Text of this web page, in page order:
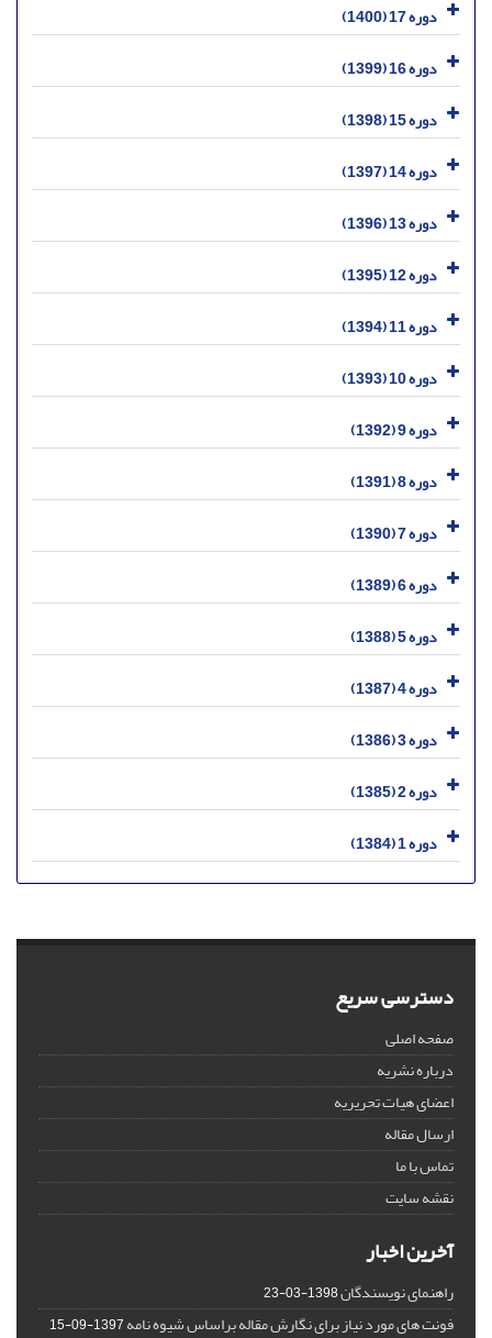
دوره 17 (1400)
دوره 16 (1399)
دوره 15 (1398)
دوره 14 (1397)
دوره 13 (1396)
دوره 12 (1395)
دوره 11 (1394)
دوره 10 (1393)
دوره 9 (1392)
دوره 8 (1391)
دوره 7 (1390)
دوره 6 (1389)
دوره 5 (1388)
دوره 4 (1387)
دوره 3 (1386)
دوره 2 (1385)
دوره 1 (1384)
دسترسی سریع
صفحه اصلی
درباره نشریه
اعضای هیات تحریریه
ارسال مقاله
تماس با ما
نقشه سایت
آخرین اخبار
راهنمای نویسندگان1398-03-23
فونت های مورد نیاز برای نگارش مقاله براساس شیوه نامه1397-09-15